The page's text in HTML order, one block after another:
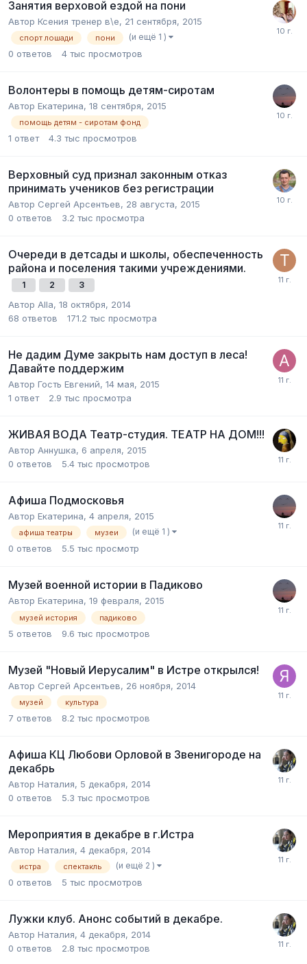
Занятия верховой ездой на пони
Автор Ксения тренер в\е, 21 сентября, 2015
спорт лошади пони (и ещё 1 )
0 ответов 4 тыс просмотров
Волонтеры в помощь детям-сиротам
Автор Екатерина, 18 сентября, 2015
помощь детям - сиротам фонд
1 ответ 4.3 тыс просмотров
Верховный суд признал законным отказ
принимать учеников без регистрации
Автор Сергей Арсентьев, 28 августа, 2015
0 ответов 3.2 тыс просмотра
Очереди в детсады и школы, обеспеченность
района и поселения такими учреждениями.
1 2 3
Автор Alla, 18 октября, 2014
68 ответов 171.2 тыс просмотра
Не дадим Думе закрыть нам доступ в леса!
Давайте поддержим
Автор Гость Евгений, 14 мая, 2015
1 ответ 2.9 тыс просмотра
ЖИВАЯ ВОДА Театр-студия. ТЕАТР НА ДОМ!!!
Автор Аннушка, 6 апреля, 2015
0 ответов 5.4 тыс просмотров
Афиша Подмосковья
Автор Екатерина, 4 апреля, 2015
афиша театры музеи (и ещё 1 )
0 ответов 5.5 тыс просмотр
Музей военной истории в Падиково
Автор Екатерина, 19 февраля, 2015
музей история падиково
5 ответов 9.6 тыс просмотров
Музей "Новый Иерусалим" в Истре открылся!
Автор Сергей Арсентьев, 26 ноября, 2014
музей культура
7 ответов 8.2 тыс просмотров
Афиша КЦ Любови Орловой в Звенигороде на
декабрь
Автор Наталия, 5 декабря, 2014
0 ответов 5.3 тыс просмотров
Мероприятия в декабре в г.Истра
Автор Наталия, 4 декабря, 2014
истра спектакль (и ещё 2 )
0 ответов 5 тыс просмотров
Лужки клуб. Анонс событий в декабре.
Автор Наталия, 4 декабря, 2014
0 ответов 2.8 тыс просмотров